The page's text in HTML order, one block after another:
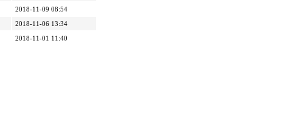
2018-11-09 08:54
2018-11-06 13:34
2018-11-01 11:40